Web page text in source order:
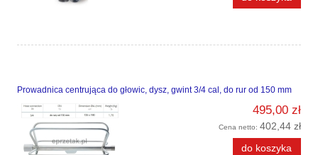
Prowadnica centrująca do głowic, dysz, gwint 3/4 cal, do rur od 150 mm
495,00 zł
Cena netto: 402,44 zł
do koszyka